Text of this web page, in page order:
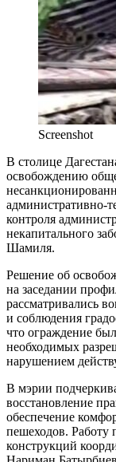
Screenshot
В столице
освобождению
административно-
контроля
некапитального
Шамиля.
Решение об
на заседании
рассматривались
и соблюдения
что ограждение
необходимых
нарушением
В мэрии
восстановление
обеспечение
пешеходов. Работу
конструкций